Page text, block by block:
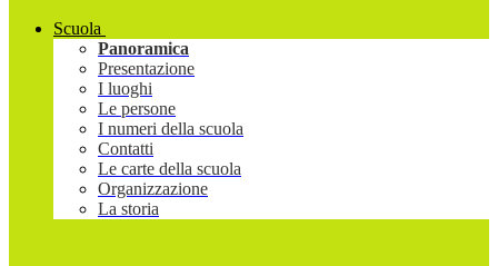
Scuola
Panoramica
Presentazione
I luoghi
Le persone
I numeri della scuola
Contatti
Le carte della scuola
Organizzazione
La storia